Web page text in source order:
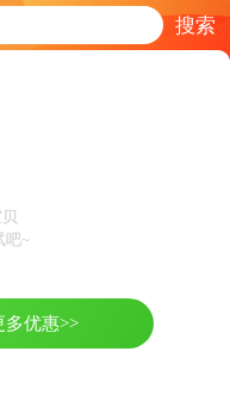
搜索
吧~
多优惠>>